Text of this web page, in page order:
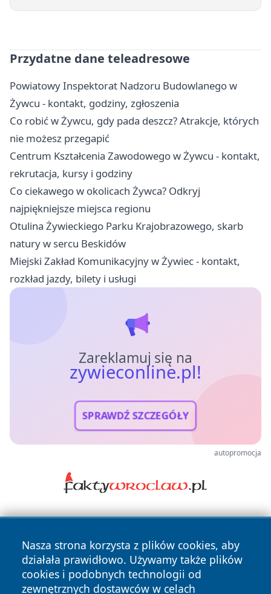
Przydatne dane teleadresowe
Powiatowy Inspektorat Nadzoru Budowlanego w
Żywcu - kontakt, godziny, zgłoszenia
Co robić w Żywcu, gdy pada deszcz? Atrakcje, których
nie możesz przegapić
Centrum Kształcenia Zawodowego w Żywcu - kontakt,
rekrutacja, kursy i godziny
Co ciekawego w okolicach Żywca? Odkryj
najpiękniejsze miejsca regionu
Otulina Żywieckiego Parku Krajobrazowego, skarb
natury w sercu Beskidów
Miejski Zakład Komunikacyjny w Żywiec - kontakt,
rozkład jazdy, bilety i usługi
Zareklamuj się na
zywieconline.pl!
SPRAWDŹ SZCZEGÓŁY
autopromocja
Nasza strona korzysta z plików cookies, aby
działała prawidłowo. Używamy także plików
cookies i podobnych technologii od
zewnętrznych dostawców w celach